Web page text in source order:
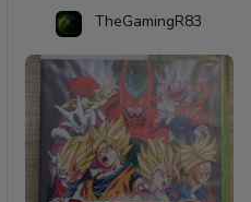
TheGamingR83